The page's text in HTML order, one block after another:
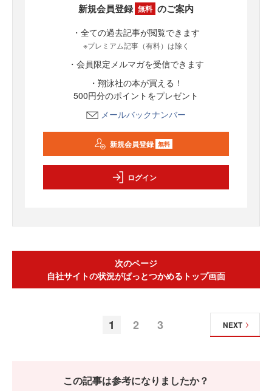
新規会員登録 無料 のご案内
・全ての過去記事が閲覧できます
※プレミアム記事（有料）は除く
・会員限定メルマガを受信できます
・翔泳社の本が買える！
500円分のポイントをプレゼント
メールバックナンバー
新規会員登録 無料
ログイン
次のページ
自社サイトの状況がぱっとつかめるトップ画面
1 2 3 NEXT
この記事は参考になりましたか？